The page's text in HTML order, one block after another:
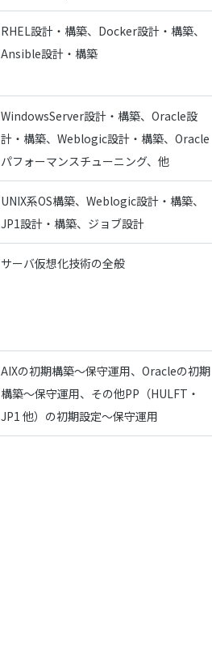
RHEL設計・構築、Docker設計・構築、
Ansible設計・構築
WindowsServer設計・構築、Oracle設
計・構築、Weblogic設計・構築、Oracle
パフォーマンスチューニング、他
UNIX系OS構築、Weblogic設計・構築、
JP1設計・構築、ジョブ設計
サーバ仮想化技術の全般
AIXの初期構築～保守運用、Oracleの初期
構築～保守運用、その他PP（HULFT・
JP1 他）の初期設定～保守運用